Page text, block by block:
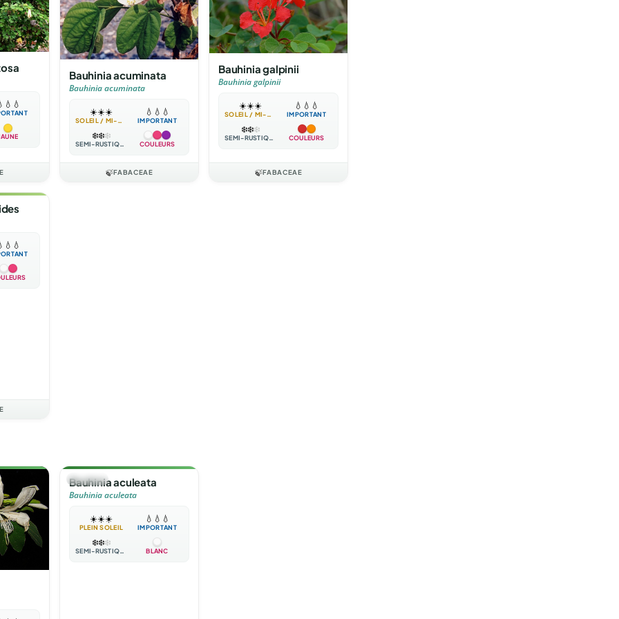
💧 💧
Bauhinia acuminata
Bauhinia acuminata
☀️☀️☀️
SOLEIL / MI-OMBRE
💧 💧 💧
IMPORTANT
❄️❄️❄️
SEMI-RUSTIQUE COULEURS
🍃FABACEAE
Bauhinia galpinii
Bauhinia galpinii
☀️☀️☀️
SOLEIL / MI-OMBRE
💧 💧 💧
IMPORTANT
❄️❄️❄️
SEMI-RUSTIQUE COULEURS
🍃FABACEAE
💧 💧
🌳ARBRE
Bauhinia aculeata
Bauhinia aculeata
☀️☀️☀️
PLEIN SOLEIL
💧 💧 💧
IMPORTANT
❄️❄️❄️
SEMI-RUSTIQUE BLANC